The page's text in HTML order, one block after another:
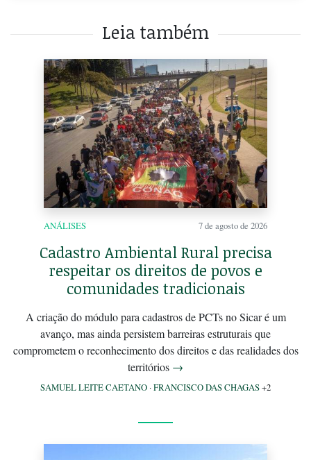
Leia também
ANÁLISES 7 de agosto de 2026
Cadastro Ambiental Rural precisa
respeitar os direitos de povos e
comunidades tradicionais
A criação do módulo para cadastros de PCTs no Sicar é um
avanço, mas ainda persistem barreiras estruturais que
comprometem o reconhecimento dos direitos e das realidades dos
territórios →
SAMUEL LEITE CAETANO ·FRANCISCO DAS CHAGAS+2